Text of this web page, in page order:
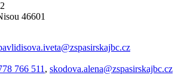
46601
zspasirskajbc.cz
766 511 , skodova.alena@zspasirskajbc.cz